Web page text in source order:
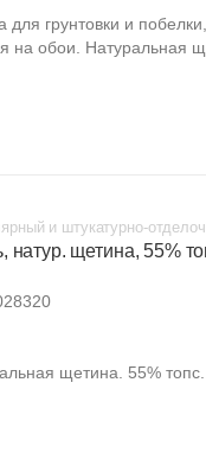
для грунтовки и
на обои. Натуральная
и штукатурно-
натур. щетина, 55%
щетина. 55%